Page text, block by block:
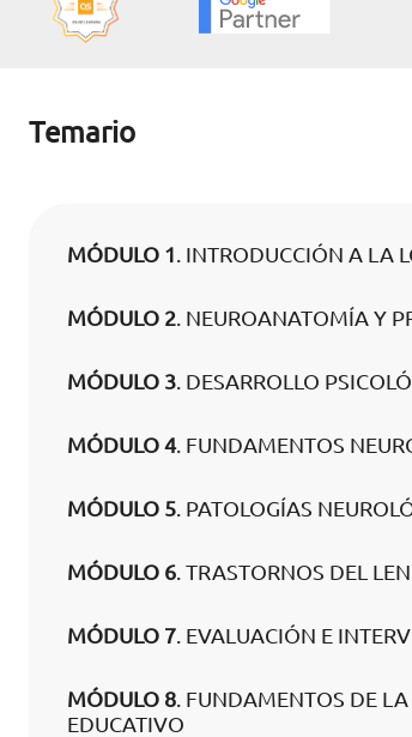
Temario
MÓDULO 1. INTRODUCCIÓN A LA
MÓDULO 2. NEUROANATOMÍA Y
MÓDULO 3. DESARROLLO
MÓDULO 4. FUNDAMENTOS
MÓDULO 5. PATOLOGÍAS
MÓDULO 6. TRASTORNOS DEL
MÓDULO 7. EVALUACIÓN E
MÓDULO 8. FUNDAMENTOS DE LA
EDUCATIVO